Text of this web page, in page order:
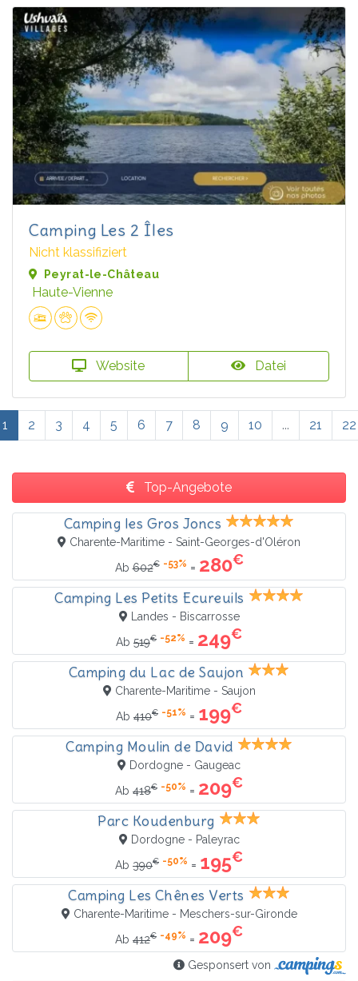
Camping Les 2 Îles
Nicht klassifiziert
Peyrat-le-Château
Haute-Vienne
Website Datei
1 2 3 4 5 6 7 8 9 10 ... 21 22
Top-Angebote
Camping les Gros Joncs
Charente-Maritime - Saint-Georges-d'Oléron
Ab602€ -53% = 280€
Camping Les Petits Ecureuils
Landes - Biscarrosse
Ab 519€ -52% = 249€
Camping du Lac de Saujon
Charente-Maritime - Saujon
Ab 410€ -51% = 199€
Camping Moulin de David
Dordogne - Gaugeac
Ab 418€ -50% = 209€
Parc Koudenburg
Dordogne - Paleyrac
Ab 390€ -50% = 195€
Camping Les Chênes Verts
Charente-Maritime - Meschers-sur-Gironde
Ab 412€ -49% = 209€
Gesponsert von